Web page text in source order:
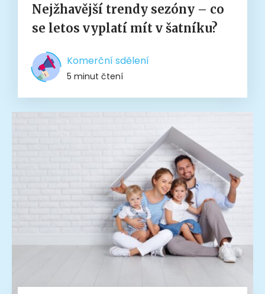
Nejžhavější trendy sezóny – co
se letos vyplatí mít v šatníku?
Komerční sdělení
5 minut čtení